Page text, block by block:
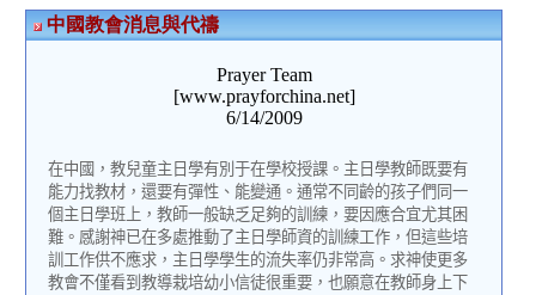
中國教會消息與代禱
Prayer Team
[www.prayforchina.net]
6/14/2009
在中國，教兒童主日學有別于在學校授課。主日學教師既要有
能力找教材，還要有彈性、能變通。通常不同齡的孩子們同一
個主日學班上，教師一般缺乏足夠的訓練，要因應合宜尤其困
難。感謝神已在多處推動了主日學師資的訓練工作，但這些培
訓工作供不應求，主日學學生的流失率仍非常高。求神使更多
教會不僅看到教導栽培幼小信徒很重要，也願意在教師身上下